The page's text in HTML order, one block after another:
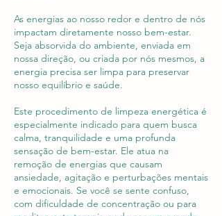
As energias ao nosso redor e dentro de nós
impactam diretamente nosso bem-estar.
Seja absorvida do ambiente, enviada em
nossa direção, ou criada por nós mesmos, a
energia precisa ser limpa para preservar
nosso equilíbrio e saúde.
Este procedimento de limpeza energética é
especialmente indicado para quem busca
calma, tranquilidade e uma profunda
sensação de bem-estar. Ele atua na
remoção de energias que causam
ansiedade, agitação e perturbações mentais
e emocionais. Se você se sente confuso,
com dificuldade de concentração ou para